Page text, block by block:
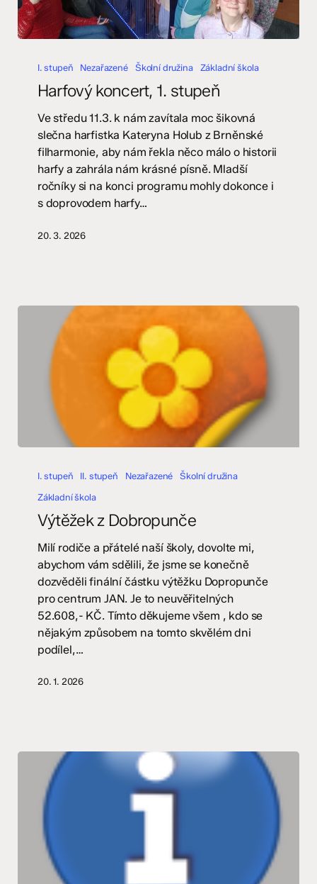
koncert,
stupeň
I. stupeň Nezařazené Školní družina Základní škola
Harfový koncert, 1. stupeň
Ve středu 11.3. k nám zavítala moc šikovná
slečna harfistka Kateryna Holub z Brněnské
filharmonie, aby nám řekla něco málo o historii
harfy a zahrála nám krásné písně. Mladší
ročníky si na konci programu mohly dokonce i
s doprovodem harfy…
20. 3. 2026
I. stupeň II. stupeň Nezařazené
Školní družina
Základní škola
Výtěžek z Dobropunče
Milí rodiče a přátelé naší školy, dovolte mi,
abychom vám sdělili, že jsme se konečně
dozvěděli finální částku výtěžku Dopropunče
pro centrum JAN. Je to neuvěřitelných
52.608,- KČ. Tímto děkujeme všem , kdo se
nějakým způsobem na tomto skvělém dni
podílel,…
20. 1. 2026